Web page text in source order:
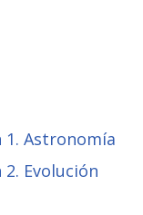
1. Astronomía
2. Evolución